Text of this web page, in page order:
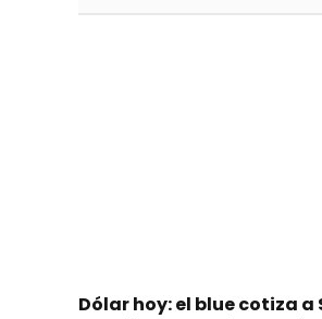
Dólar hoy: el blue cotiza a